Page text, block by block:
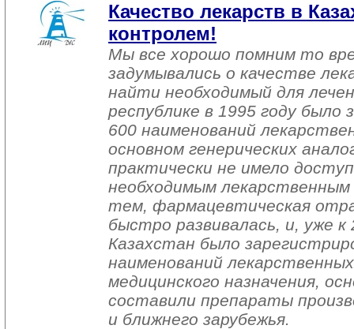
Качество лекарств в
контролем!
Мы все хорошо помним то
задумывались о качестве
найти необходимый для
республике в 1995 году было
600 наименований
основном генерических
практически не имело
необходимым
тем, фармацевтическая
быстро развивалась, и, уже к
Казахстан было
наименований
медицинского назначения,
составили препараты
и ближнего зарубежья.